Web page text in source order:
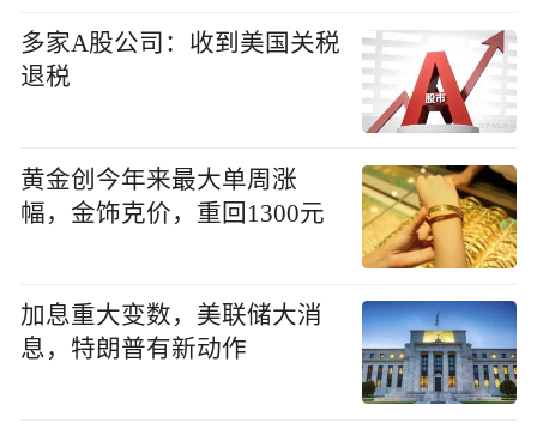
多家A股公司：收到美国关税
退税
黄金创今年来最大单周涨
幅，金饰克价，重回1300元
加息重大变数，美联储大消
息，特朗普有新动作